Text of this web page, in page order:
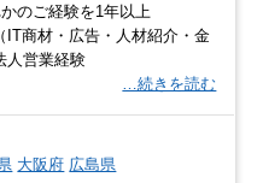
のご経験を1年以上
IT商材・広告・人材紹介・金
人営業経験
…続きを読む
大阪府 広島県